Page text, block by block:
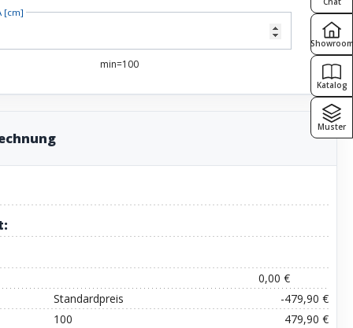
[cm]
min=100
0,00 €
Standardpreis
-479,90 €
100 479,90 €
Showroom
Katalog
Muster